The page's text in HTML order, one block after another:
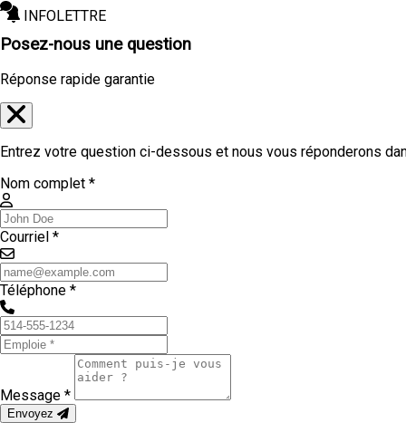
INFOLETTRE
Posez-nous une question
Réponse rapide garantie
Entrez votre question ci-dessous et nous vous réponderons
Nom complet *
Courriel *
Téléphone *
Message *
Envoyez